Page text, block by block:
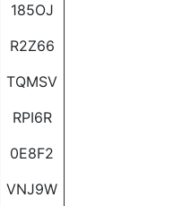
185OJ
R2Z66
TQMSV
RPI6R
0E8F2
VNJ9W